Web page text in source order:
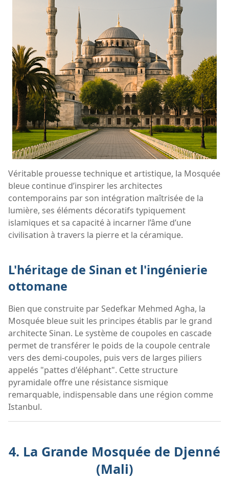
Véritable prouesse technique et artistique, la Mosquée
bleue continue d’inspirer les architectes
contemporains par son intégration maîtrisée de la
lumière, ses éléments décoratifs typiquement
islamiques et sa capacité à incarner l’âme d’une
civilisation à travers la pierre et la céramique.
L'héritage de Sinan et l'ingénierie
ottomane
Bien que construite par Sedefkar Mehmed Agha, la
Mosquée bleue suit les principes établis par le grand
architecte Sinan. Le système de coupoles en cascade
permet de transférer le poids de la coupole centrale
vers des demi-coupoles, puis vers de larges piliers
appelés "pattes d'éléphant". Cette structure
pyramidale offre une résistance sismique
remarquable, indispensable dans une région comme
Istanbul.
4. La Grande Mosquée de Djenné
(Mali)